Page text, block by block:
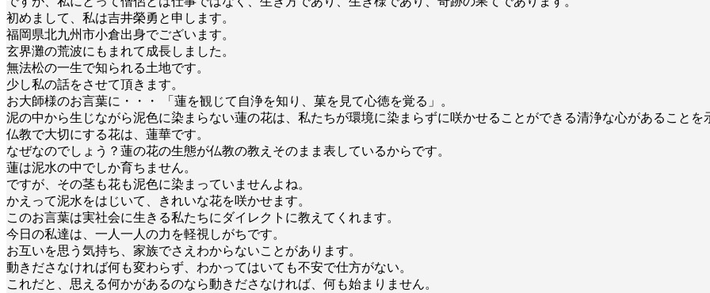
初めまして、私は吉井榮勇と申します。
福岡県北九州市小倉出身でございます。
玄界灘の荒波にもまれて成長しました。
無法松の一生で知られる土地です。
少し私の話をさせて頂きます。
お大師様のお言葉に・・・ 「蓮を観じて自浄を知り、菓を見て心徳を覚る」。
泥の中から生じながら泥色に染まらない蓮の花は、私たちが環境に染まらずに咲かせることができる清浄な心があることを
仏教で大切にする花は、蓮華です。
なぜなのでしょう？蓮の花の生態が仏教の教えそのまま表しているからです。
蓮は泥水の中でしか育ちません。
ですが、その茎も花も泥色に染まっていませんよね。
かえって泥水をはじいて、きれいな花を咲かせます。
このお言葉は実社会に生きる私たちにダイレクトに教えてくれます。
今日の私達は、一人一人の力を軽視しがちです。
お互いを思う気持ち、家族でさえわからないことがあります。
動きださなければ何も変わらず、わかってはいても不安で仕方がない。
これだと、思える何かがあるのなら動きださなければ、何も始まりません。